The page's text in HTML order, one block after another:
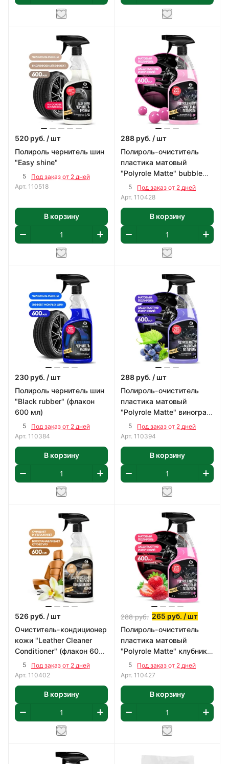
520 руб. / шт
Полироль чернитель шин
"Easy shine"
5
Под заказ от 2 дней
Арт. 110518
В корзину
288 руб. / шт
Полироль-очиститель
пластика матовый
"Polyrole Matte" bubble
(флакон 600 мл)
5
Под заказ от 2 дней
Арт. 110428
В корзину
230 руб. / шт
Полироль чернитель шин
"Black rubber" (флакон
600 мл)
5
Под заказ от 2 дней
Арт. 110384
В корзину
288 руб. / шт
Полироль-очиститель
пластика матовый
"Polyrole Matte" виноград
(флакон 600 мл)
5
Под заказ от 2 дней
Арт. 110394
В корзину
526 руб. / шт
Очиститель-кондиционер
кожи "Leather Cleaner
Conditioner" (флакон 600
мл)5
Под заказ от 2 дней
Арт. 110402
В корзину
288руб. 265 руб. / шт
Полироль-очиститель
пластика матовый
"Polyrole Matte" клубника
(флакон 600 мл)
5
Под заказ от 2 дней
Арт. 110427
В корзину